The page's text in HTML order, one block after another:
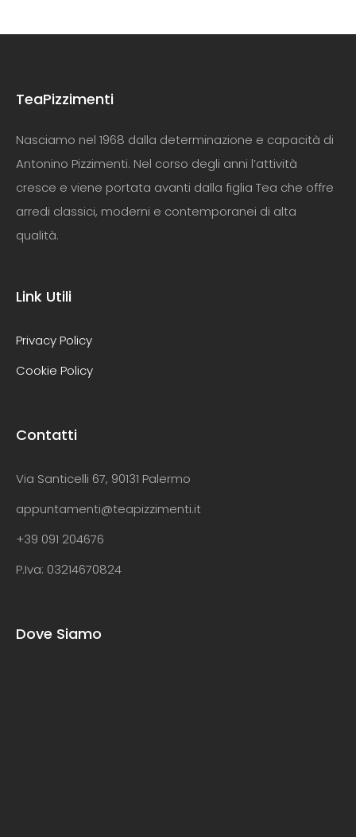
TeaPizzimenti
Nasciamo nel 1968 dalla determinazione e capacità di
Antonino Pizzimenti. Nel corso degli anni l’attività
cresce e viene portata avanti dalla figlia Tea che offre
arredi classici, moderni e contemporanei di alta
qualità.
Link Utili
Privacy Policy
Cookie Policy
Contatti
Via Santicelli 67, 90131 Palermo
appuntamenti@teapizzimenti.it
+39 091 204676
P.Iva: 03214670824
Dove Siamo